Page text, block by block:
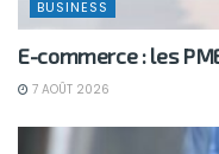
BUSINESS
E-commerce : les
7 AOÛT 2026